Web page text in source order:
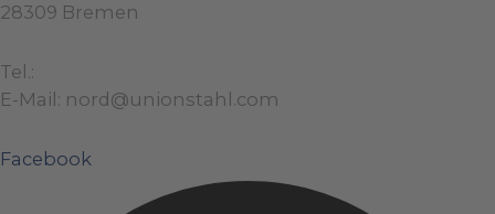
28309 Bremen
Tel.:
E-Mail: nord@unionstahl.com
Facebook